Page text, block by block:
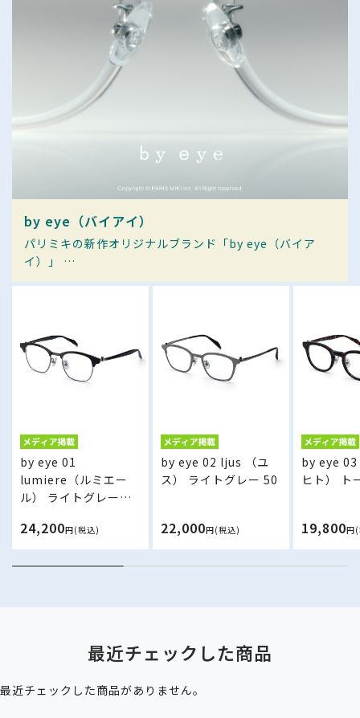
by eye（バイアイ）
パリミキの新作オリジナルブランド「by eye（バイア
イ）」
"光"をテーマとした11モデルが登場。
by eye 01
lumiere（ルミエー
ル） ライトグレー／
24,200円(税込)
by eye 02 ljus （ユ
ス） ライトグレー 50
22,000円(税込)
by eye
ヒト） ト
19,800円
最近チェックした商品
最近チェックした商品がありません。